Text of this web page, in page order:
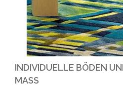
INDIVIDUELLE BÖDEN
MASS